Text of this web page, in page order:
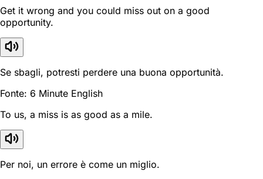
Get it wrong and you could miss out on a good
opportunity.
Se sbagli, potresti perdere una buona opportunità.
Fonte: 6 Minute English
To us, a miss is as good as a mile.
Per noi, un errore è come un miglio.